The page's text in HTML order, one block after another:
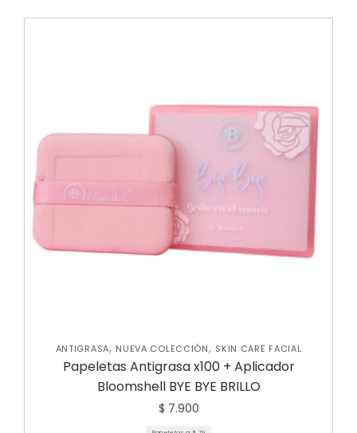
ANTIGRASA, NUEVA COLECCIÓN, SKIN CARE FACIAL
Papeletas Antigrasa x100 + Aplicador
Bloomshell BYE BYE BRILLO
$ 7.900